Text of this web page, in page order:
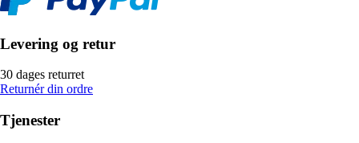
Levering og retur
30 dages returret
Returnér din ordre
Tjenester